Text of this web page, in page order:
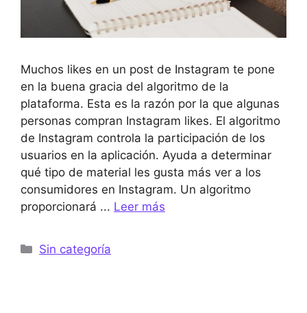
Muchos likes en un post de Instagram te pone
en la buena gracia del algoritmo de la
plataforma. Esta es la razón por la que algunas
personas compran Instagram likes. El algoritmo
de Instagram controla la participación de los
usuarios en la aplicación. Ayuda a determinar
qué tipo de material les gusta más ver a los
consumidores en Instagram. Un algoritmo
proporcionará ... Leer más
Categorías
Sin categoría